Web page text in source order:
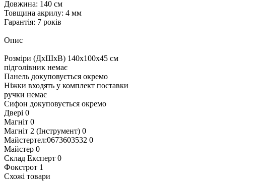
Довжина: 140 см
Товщина акрилу: 4 мм
Гарантія: 7 років
Опис
Розміри (ДхШхВ) 140x100x45 см
підголівник немає
Панель докуповується окремо
Ніжки входять у комплект поставки
ручки немає
Сифон докуповується окремо
Двері 0
Магніт 0
Магніт 2 (Інструмент) 0
Майстертел:0673603532 0
Майстер 0
Склад Експерт 0
Фокстрот 1
Схожі товари